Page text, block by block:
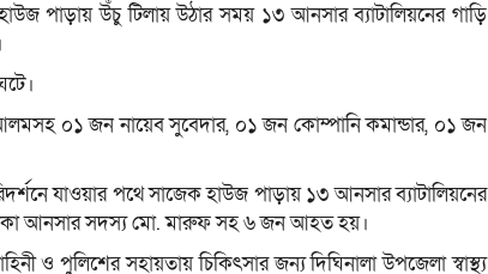
হাউজ পাড়ায় উঁচু টিলায় উঠার সময় ১৩ আনসার ব্যাটালিয়নের গাড়ি
০১ জন নায়েব সুবেদার, ০১ জন কোম্পানি কমান্ডার, ০১ জন
যাওয়ার পথে সাজেক হাউজ পাড়ায় ১৩ আনসার ব্যাটালিয়নের
থাকা আনসার সদস্য মো. মারুফ সহ ৬ জন আহত হয়।
ও পুলিশের সহায়তায় চিকিৎসার জন্য দিঘিনালা উপজেলা স্বাস্থ্য